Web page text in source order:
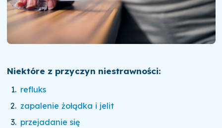
Niektóre z przyczyn niestrawności:
refluks
zapalenie żołądka i jelit
przejadanie się